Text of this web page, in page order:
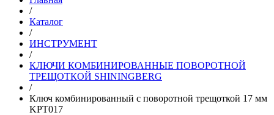
/
Каталог
/
ИНСТРУМЕНТ
/
КЛЮЧИ КОМБИНИРОВАННЫЕ ПОВОРОТНОЙ
ТРЕЩОТКОЙ SHININGBERG
/
Ключ комбинированный с поворотной трещоткой 17 мм
KPT017